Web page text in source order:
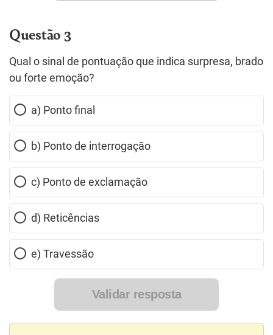
Questão 3
Qual o sinal de pontuação que indica surpresa, brado
ou forte emoção?
a) Ponto final
b) Ponto de interrogação
c) Ponto de exclamação
d) Reticências
e) Travessão
Validar resposta